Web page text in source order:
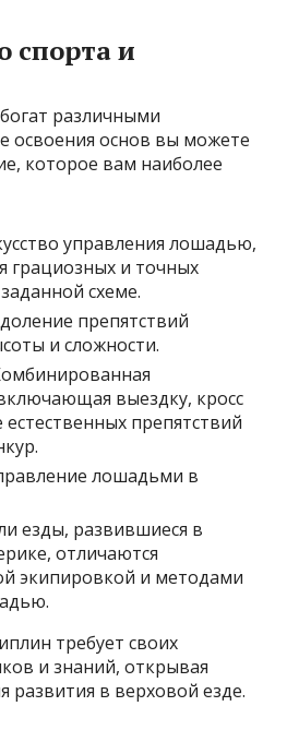
спорта и
различными
освоения основ вы можете
которое вам наиболее
управления лошадью,
грациозных и точных
схеме.
препятствий
и сложности.
выездку, кросс
препятствий
лошадьми в
езды, развившиеся в
отличаются
экипировкой и методами
требует своих
и знаний, открывая
развития в верховой езде.